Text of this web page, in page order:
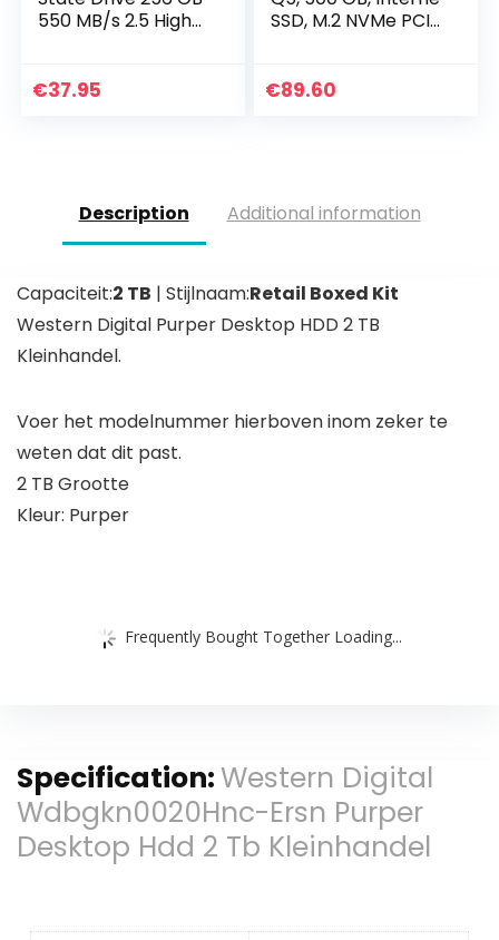
550 MB/s 2.5 High
€37.95
SSD, M.2 NVMe PCIe
(ZP500CV3A001)
€89.60
Description Additional information
Capaciteit:2 TB | Stijlnaam:Retail Boxed Kit
Western Digital Purper Desktop HDD 2 TB
Kleinhandel.
Voer het modelnummer hierboven inom zeker te
weten dat dit past.
2 TB Grootte
Kleur: Purper
Frequently Bought Together Loading...
Specification:Western Digital
Wdbgkn0020Hnc-Ersn Purper
Desktop Hdd 2 Tb Kleinhandel